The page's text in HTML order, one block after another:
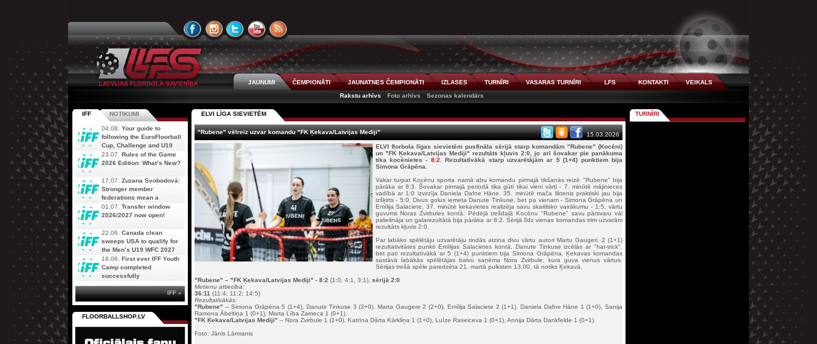
JAUNUMI ČEMPIONĀTI JAUNATNES ČEMPIONĀTI IZLASES TURNĪRI VASARAS TURNĪRI LFS KONTAKTI
VEIKALS
Rakstu arhīvs
Foto arhīvs Sezonas kalendārs
ELVI LĪGA SIEVIETĒM
"Rubene" vēlreiz uzvar komandu "FK Ķekava/Latvijas Mediji"
15.03.2026
ELVI florbola līgas sievietēm pusfināla sērijā starp komandām "Rubene" (Kocēni)
un "FK Ķekava/Latvijas Mediji" rezultāts kļuvis 2:0, jo arī šovakar pie panākuma
tika kocēnietes - 8:2 . Rezultatīvākā starp uzvarētājām ar 5 (1+4) punktiem bija
Simona Grāpēna.
Vakar turpat Kocēnu sporta namā abu komandu pirmajā tikšanās reizē "Rubene" bija
pārāka ar 8:3. Šovakar pirmajā periodā tika gūti tikai vieni vārti - 7. minūtē mājinieces
vadībā ar 1:0 izvirzīja Daniela Dafne Hāne. 35. minūtē mača liktenis praktiski jau bija
izšķirts - 5:0. Divus golus iemeta Danute Tinkuse, bet pa vienam - Simona Grāpēna un
Emīlija Salaciete. 37. minūtē ķekavietes realizēja savu skaitlisko vairākumu - 1:5, vārtu
guvums Noras Zvirbules kontā. Pēdējā trešdaļā Kocēnu "Rubene" savu pārsvaru vāl
palielināja un galarezultātā bija pārāka ar 8:2. Sērijā līdz vienas komandas trim uzvarām
rezultāts kļuvis 2:0.
Par labāko spēlētāju uzvarētāju rindās atzina divu vārtu autori Martu Gaugeri. 2 (1+1)
rezultativitātes punkti Emīlijas Salacietes kontā, Danute Tinkuse izcēlās ar "hat-trick",
bet pati rezultatīvākā ar 5 (1+4) punktiem bija Simona Grāpēna. Ķekavas komandas
sastāvā labākās spēlētājas balvu saņēma Nora Zvirbule, kura guva vienus vārtus.
Sērijas trešā spēle paredzēta 21. martā pulksten 13.00, tā notiks Ķekavā.
"Rubene" – "FK Ķekava/Latvijas Mediji" - 8:2 (1:0, 4:1, 3:1), sērijā 2:0
Metienu attiecība:
36:11 (11:4; 11:2; 14:5)
Rezultatīvākās:
"Rubene" – Simona Grāpēna 5 (1+4), Danute Tinkuse 3 (3+0), Marta Gaugere 2 (2+0), Emīlija Salaciete 2 (1+1), Daniela Dafne Hāne 1 (1+0), Sanija
Ramona Ābeltiņa 1 (0+1), Marta Lība Zameca 1 (0+1).
"FK Ķekava/Latvijas Mediji" – Nora Zvirbule 1 (1+0), Katrīna Dārta Kārkliņa 1 (1+0), Luīze Raseiceva 1 (0+1), Annija Dārta Dankfelde 1 (0+1).
Foto: Jānis Lārmanis
IFF NOTIKUMI
04.08. Your guide to
following the EuroFloorball
Cup, Challenge and U19
AOFC Qualifiers
simultaneously
23.07. Rules of the Game
2026 Edition: What’s New?
17.07. Zuzana Svobodová:
Stronger member
federations mean a
stronger future for floorball
01.07. Transfer window
2026/2027 now open!
22.06. Canada clean
sweeps USA to qualify for
the Men’s U19 WFC 2027
18.06. First ever IFF Youth
Camp completed
successfully
IFF »
FLOORBALLSHOP.LV
TURNĪRI